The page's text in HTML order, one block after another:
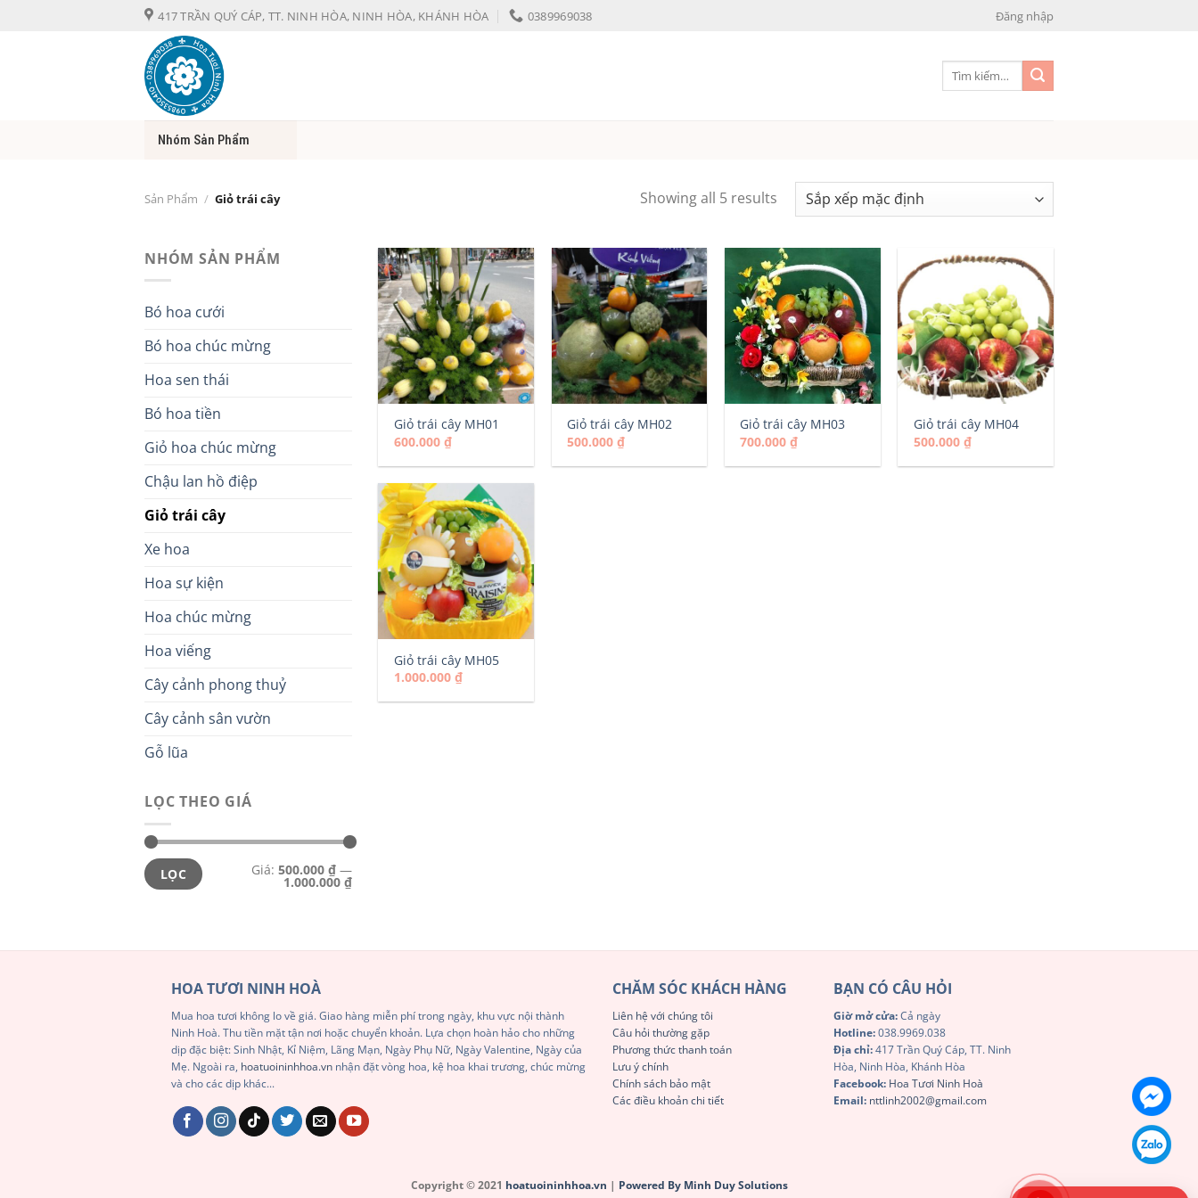
417 TRẦN QUÝ CÁP, TT. NINH HÒA, NINH HÒA, KHÁNH HÒA 0389969038 Đăng nhập
Tìm
Nhóm Sản Phẩm
Sản Phẩm / Giỏ trái cây Showing all 5 results
NHÓM SẢN PHẨM
Bó hoa cưới
Bó hoa chúc mừng
Hoa sen thái
Bó hoa tiền
Giỏ hoa chúc mừng
Chậu lan hồ điệp
Giỏ trái cây
Xe hoa
Hoa sự kiện
Hoa chúc mừng
Hoa viếng
Cây cảnh phong thuỷ
Cây cảnh sân vườn
Gỗ lũa
LỌC THEO GIÁ
Giá
tối
thiểu
Giá
tối
đa
LỌC Giá: 500.000 ₫—
1.000.000 ₫
Giỏ trái cây MH01
600.000 ₫
Giỏ trái cây MH02
500.000 ₫
Giỏ trái cây MH03
700.000₫
Giỏ trái cây MH04
500.000 ₫
Giỏ trái cây MH05
1.000.000 ₫
HOA TƯƠI NINH HOÀ
Mua hoa tươi không lo về giá. Giao hàng miễn phí trong ngày, khu vực nội thành
Ninh Hoà. Thu tiền mặt tận nơi hoặc chuyển khoản. Lựa chọn hoàn hảo cho những
dịp đặc biệt: Sinh Nhật, Kỉ Niệm, Lãng Mạn, Ngày Phụ Nữ, Ngày Valentine, Ngày của
Mẹ. Ngoài ra, hoatuoininhhoa.vn nhận đặt vòng hoa, kệ hoa khai trương, chúc mừng
và cho các dịp khác...
CHĂM SÓC KHÁCH HÀNG
Liên hệ với chúng tôi
Câu hỏi thường gặp
Phương thức thanh toán
Lưu ý chính
Chính sách bảo mật
Các điều khoản chi tiết
BẠN CÓ CÂU HỎI
Giờ mở cửa:Cả ngày
Hotline:038.9969.038
Địa chỉ:417 Trần Quý Cáp, TT. Ninh
Hòa, Ninh Hòa, Khánh Hòa
Facebook: Hoa Tươi Ninh Hoà
Email: nttlinh2002@gmail.com
Copyright © 2021 hoatuoininhhoa.vn | Powered By Minh Duy Solutions